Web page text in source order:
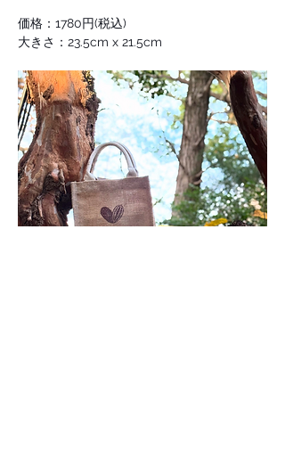
価格：1780円(税込)
大きさ：23.5cm x 21.5cm